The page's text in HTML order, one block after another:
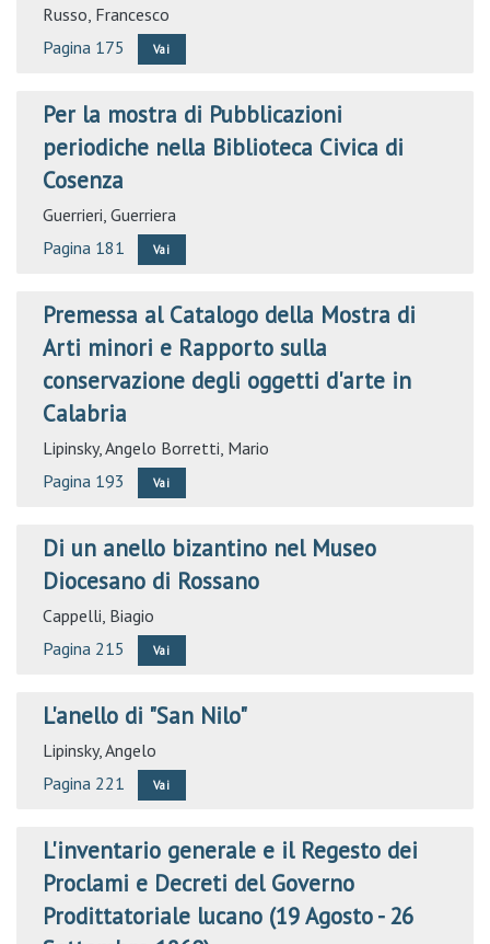
Russo, Francesco
Pagina 175
Vai
Per la mostra di Pubblicazioni
periodiche nella Biblioteca Civica di
Cosenza
Guerrieri, Guerriera
Pagina 181
Vai
Premessa al Catalogo della Mostra di
Arti minori e Rapporto sulla
conservazione degli oggetti d'arte in
Calabria
Lipinsky, Angelo Borretti, Mario
Pagina 193
Vai
Di un anello bizantino nel Museo
Diocesano di Rossano
Cappelli, Biagio
Pagina 215
Vai
L'anello di "San Nilo"
Lipinsky, Angelo
Pagina 221
Vai
L'inventario generale e il Regesto dei
Proclami e Decreti del Governo
Prodittatoriale lucano (19 Agosto - 26